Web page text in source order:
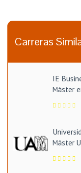
Carreras
IE
Máster
Máster